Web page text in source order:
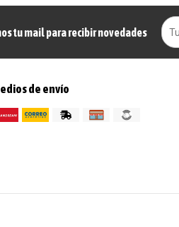
tu mail para recibir novedades
de envío